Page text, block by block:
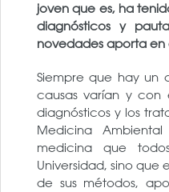
joven que es, ha
diagnósticos y
novedades aporta en
Siempre que hay un
causas varían y con
diagnósticos y los
Medicina
medicina que
Universidad, sino que
de sus métodos,